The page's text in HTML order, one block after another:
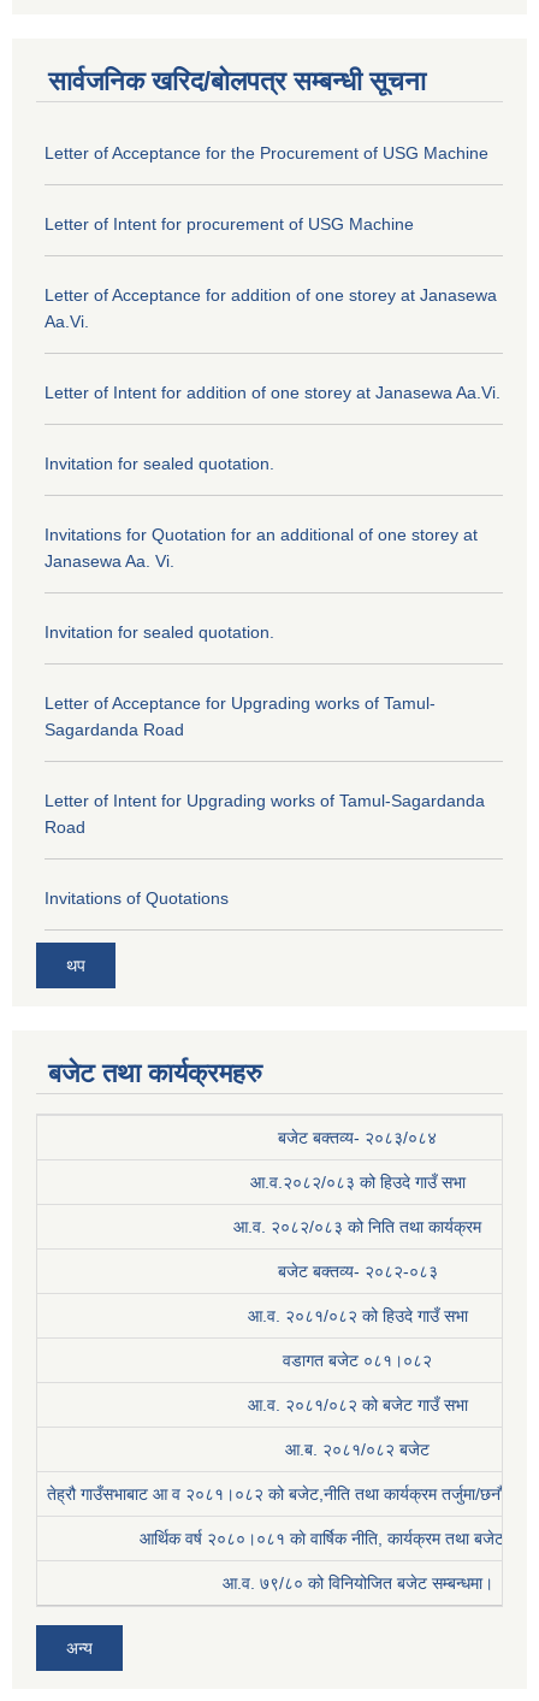
सार्वजनिक खरिद/बोलपत्र सम्बन्धी सूचना
Letter of Acceptance for the Procurement of USG Machine
Letter of Intent for procurement of USG Machine
Letter of Acceptance for addition of one storey at Janasewa
Aa.Vi.
Letter of Intent for addition of one storey at Janasewa Aa.Vi.
Invitation for sealed quotation.
Invitations for Quotation for an additional of one storey at
Janasewa Aa. Vi.
Invitation for sealed quotation.
Letter of Acceptance for Upgrading works of Tamul-
Sagardanda Road
Letter of Intent for Upgrading works of Tamul-Sagardanda
Road
Invitations of Quotations
थप
बजेट तथा कार्यक्रमहरु
बजेट बक्तव्य- २०८३/०८४
आ.व.२०८२/०८३ को हिउदे गाउँ सभा
आ.व. २०८२/०८३ को निति तथा कार्यक्रम
बजेट बक्तव्य- २०८२-०८३
आ.व. २०८१/०८२ को हिउदे गाउँ सभा
वडागत बजेट ०८१।०८२
आ.व. २०८१/०८२ को बजेट गाउँ सभा
आ.ब. २०८१/०८२ बजेट
तेह्रौ गाउँसभाबाट आ व २०८१।०८२ को बजेट,नीति तथा कार्यक्रम तर्जुमा/छनौट
आर्थिक वर्ष २०८०।०८१ काे वार्षिक नीति, कार्यक्रम तथा बजेट
आ.व. ७९/८० को विनियोजित बजेट सम्बन्धमा।
अन्य